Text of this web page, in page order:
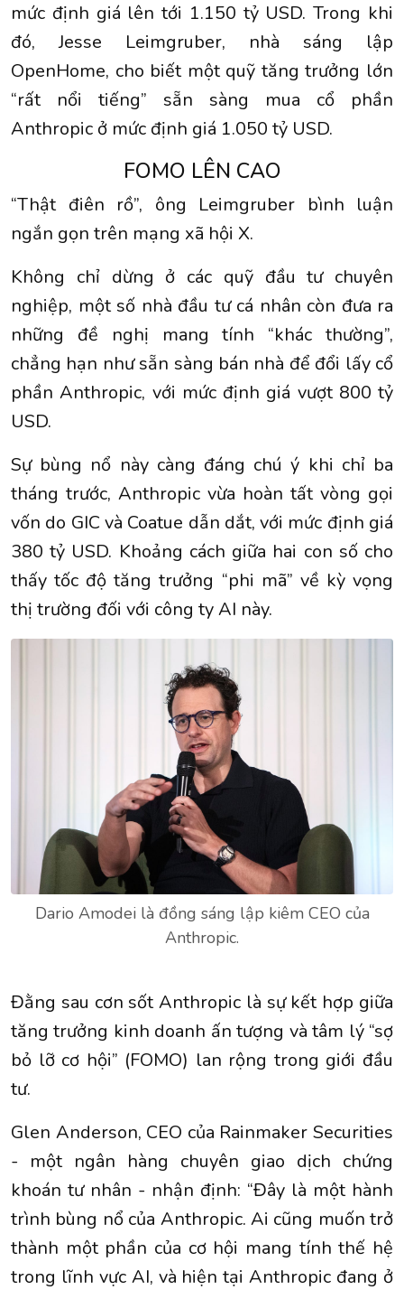
mức định giá lên tới 1.150 tỷ USD. Trong khi
đó, Jesse Leimgruber, nhà sáng lập
OpenHome, cho biết một quỹ tăng trưởng lớn
“rất nổi tiếng” sẵn sàng mua cổ phần
Anthropic ở mức định giá 1.050 tỷ USD.
FOMO LÊN CAO
“Thật điên rồ”, ông Leimgruber bình luận
ngắn gọn trên mạng xã hội X.
Không chỉ dừng ở các quỹ đầu tư chuyên
nghiệp, một số nhà đầu tư cá nhân còn đưa ra
những đề nghị mang tính “khác thường”,
chẳng hạn như sẵn sàng bán nhà để đổi lấy cổ
phần Anthropic, với mức định giá vượt 800 tỷ
USD.
Sự bùng nổ này càng đáng chú ý khi chỉ ba
tháng trước, Anthropic vừa hoàn tất vòng gọi
vốn do GIC và Coatue dẫn dắt, với mức định giá
380 tỷ USD. Khoảng cách giữa hai con số cho
thấy tốc độ tăng trưởng “phi mã” về kỳ vọng
thị trường đối với công ty AI này.
Dario Amodei là đồng sáng lập kiêm CEO của
Anthropic.
Đằng sau cơn sốt Anthropic là sự kết hợp giữa
tăng trưởng kinh doanh ấn tượng và tâm lý “sợ
bỏ lỡ cơ hội” (FOMO) lan rộng trong giới đầu
tư.
Glen Anderson, CEO của Rainmaker Securities
- một ngân hàng chuyên giao dịch chứng
khoán tư nhân - nhận định: “Đây là một hành
trình bùng nổ của Anthropic. Ai cũng muốn trở
thành một phần của cơ hội mang tính thế hệ
trong lĩnh vực AI, và hiện tại Anthropic đang ở